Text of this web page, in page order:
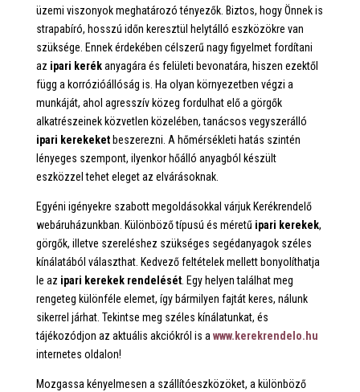
üzemi viszonyok meghatározó tényezők. Biztos, hogy Önnek is
strapabíró, hosszú időn keresztül helytálló eszközökre van
szüksége. Ennek érdekében célszerű nagy figyelmet fordítani
az ipari kerékanyagára és felületi bevonatára, hiszen ezektől
függ a korrózióállóság is. Ha olyan környezetben végzi a
munkáját, ahol agresszív közeg fordulhat elő a görgők
alkatrészeinek közvetlen közelében, tanácsos vegyszerálló
ipari kerekeketbeszerezni. A hőmérsékleti hatás szintén
lényeges szempont, ilyenkor hőálló anyagból készült
eszközzel tehet eleget az elvárásoknak.
Egyéni igényekre szabott megoldásokkal várjuk Kerékrendelő
webáruházunkban. Különböző típusú és méretű ipari kerekek,
görgők, illetve szereléshez szükséges segédanyagok széles
kínálatából választhat. Kedvező feltételek mellett bonyolíthatja
le az ipari kerekek rendelését. Egy helyen találhat meg
rengeteg különféle elemet, így bármilyen fajtát keres, nálunk
sikerrel járhat. Tekintse meg széles kínálatunkat, és
tájékozódjon az aktuális akciókról is awww.kerekrendelo.hu
internetes oldalon!
Mozgassa kényelmesen a szállítóeszközöket, a különböző